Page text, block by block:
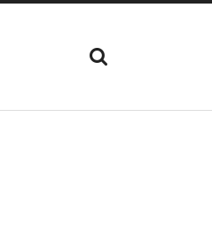
顯
示
位